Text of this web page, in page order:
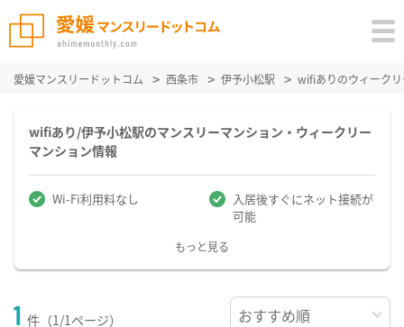
愛媛マンスリードットコム 西条市 伊予小松駅 wifiありのウィーク
wifiあり/伊予小松駅のマンスリーマンション・ウィークリー
マンション情報
Wi-Fi利用料なし
入居後すぐにネット接続が
可能
もっと見る
1 件（1/1ページ）